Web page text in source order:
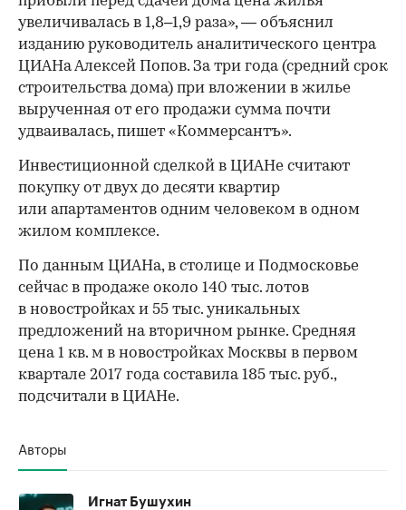
увеличивалась в 1,8–1,9 раза», — объяснил
изданию руководитель аналитического центра
ЦИАНа Алексей Попов. За три года (средний срок
строительства дома) при вложении в жилье
вырученная от его продажи сумма почти
удваивалась, пишет «Коммерсантъ».
Инвестиционной сделкой в ЦИАНе считают
покупку от двух до десяти квартир
или апартаментов одним человеком в одном
жилом комплексе.
По данным ЦИАНа, в столице и Подмосковье
сейчас в продаже около 140 тыс. лотов
в новостройках и 55 тыс. уникальных
предложений на вторичном рынке. Средняя
цена 1 кв. м в новостройках Москвы в первом
квартале 2017 года составила 185 тыс. руб.,
подсчитали в ЦИАНе.
Авторы
Игнат Бушухин